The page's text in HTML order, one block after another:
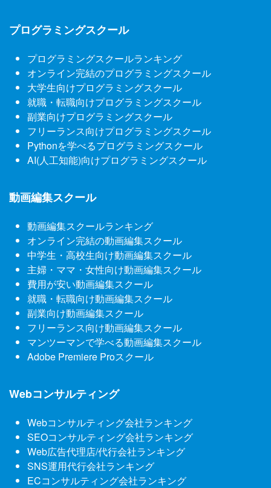
プログラミングスクール
プログラミングスクールランキング
オンライン完結のプログラミングスクール
大学生向けプログラミングスクール
就職・転職向けプログラミングスクール
副業向けプログラミングスクール
フリーランス向けプログラミングスクール
Pythonを学べるプログラミングスクール
AI(人工知能)向けプログラミングスクール
動画編集スクール
動画編集スクールランキング
オンライン完結の動画編集スクール
中学生・高校生向け動画編集スクール
主婦・ママ・女性向け動画編集スクール
費用が安い動画編集スクール
就職・転職向け動画編集スクール
副業向け動画編集スクール
フリーランス向け動画編集スクール
マンツーマンで学べる動画編集スクール
Adobe Premiere Proスクール
Webコンサルティング
Webコンサルティング会社ランキング
SEOコンサルティング会社ランキング
Web広告代理店/代行会社ランキング
SNS運用代行会社ランキング
ECコンサルティング会社ランキング